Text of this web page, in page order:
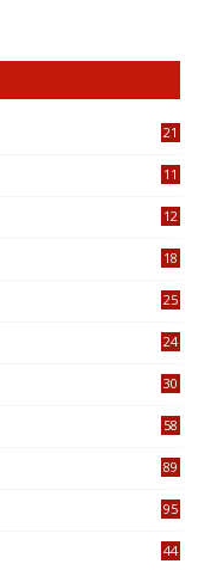
21
11
12
18
25
24
30
58
89
95
44